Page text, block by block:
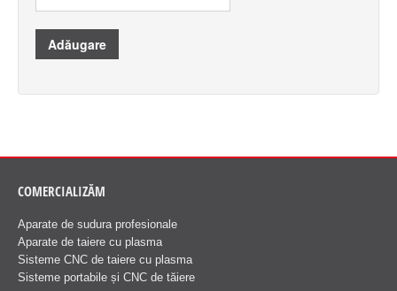
Adăugare
COMERCIALIZĂM
Aparate de sudura profesionale
Aparate de taiere cu plasma
Sisteme CNC de taiere cu plasma
Sisteme portabile și CNC de tăiere